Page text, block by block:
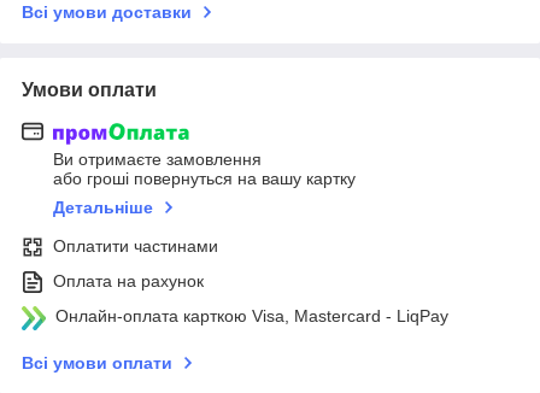
Всі умови доставки
Умови оплати
Ви отримаєте замовлення
або гроші повернуться на вашу картку
Детальніше
Оплатити частинами
Оплата на рахунок
Онлайн-оплата карткою Visa, Mastercard - LiqPay
Всі умови оплати